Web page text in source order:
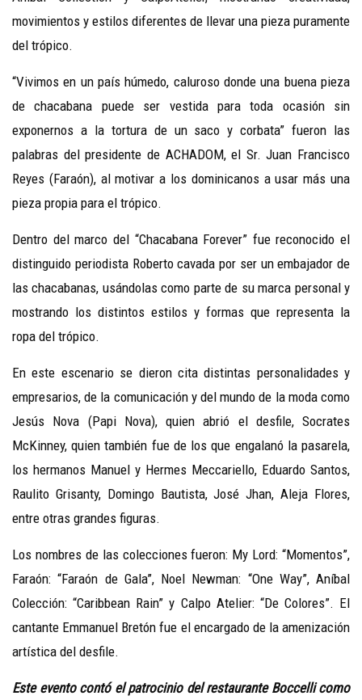
movimientos y estilos diferentes de llevar una pieza puramente
del trópico.
“Vivimos en un país húmedo, caluroso donde una buena pieza
de chacabana puede ser vestida para toda ocasión sin
exponernos a la tortura de un saco y corbata” fueron las
palabras del presidente de ACHADOM, el Sr. Juan Francisco
Reyes (Faraón), al motivar a los dominicanos a usar más una
pieza propia para el trópico.
Dentro del marco del “Chacabana Forever” fue reconocido el
distinguido periodista Roberto cavada por ser un embajador de
las chacabanas, usándolas como parte de su marca personal y
mostrando los distintos estilos y formas que representa la
ropa del trópico.
En este escenario se dieron cita distintas personalidades y
empresarios, de la comunicación y del mundo de la moda como
Jesús Nova (Papi Nova), quien abrió el desfile, Socrates
McKinney, quien también fue de los que engalanó la pasarela,
los hermanos Manuel y Hermes Meccariello, Eduardo Santos,
Raulito Grisanty, Domingo Bautista, José Jhan, Aleja Flores,
entre otras grandes figuras.
Los nombres de las colecciones fueron: My Lord: “Momentos”,
Faraón: “Faraón de Gala”, Noel Newman: “One Way”, Aníbal
Colección: “Caribbean Rain” y Calpo Atelier: “De Colores”. El
cantante Emmanuel Bretón fue el encargado de la amenización
artística del desfile.
Este evento contó el patrocinio del restaurante Boccelli como